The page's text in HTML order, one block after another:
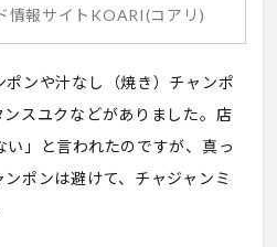
情報サイトKOARI(コアリ)
ポンや汁なし（焼き）チャンポ
ンスユクなどがありました。店
」と言われたのですが、真っ
ポンは避けて、チャジャンミ